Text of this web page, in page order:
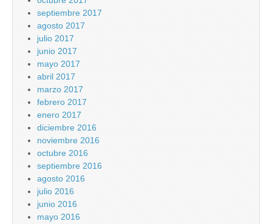
septiembre 2017
agosto 2017
julio 2017
junio 2017
mayo 2017
abril 2017
marzo 2017
febrero 2017
enero 2017
diciembre 2016
noviembre 2016
octubre 2016
septiembre 2016
agosto 2016
julio 2016
junio 2016
mayo 2016